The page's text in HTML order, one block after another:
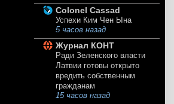
Colonel Cassad
Успехи Ким Чен Ына
5 часов назад
Журнал КОНТ
Ради Зеленского власти
Латвии готовы открыто
вредить собственным
гражданам
15 часов назад